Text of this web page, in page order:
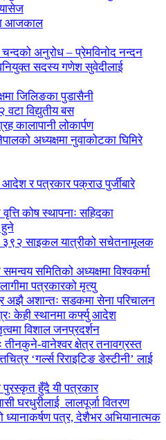
आजकाल
चन्दको अनुरोध – प्रेमविनोद नन्दन
सदस्य गणेश सुवेदीलाई
जिलिङका पुडासैनी
वटा विद्युतीय बस
कालापानी लोकार्पण
अध्यक्षमा नुवाकोटका घिमिरे
र पत्रकार पक्राउ पुर्जीबारे
कोष स्थापनाः सहिदका
हुने
३९२ साइकल यात्रीको सचेतनामूलक
समितिको अध्यक्षमा विश्वकर्मा
पत्रकारको मृत्यु
अझै अशान्तः सडकमा सेना परिचालन
केही स्थानमा कर्फ्यु आदेश
विशाल जनप्रदर्शन
तीनकुने-वानेश्वर क्षेत्र तनावग्रस्त
‘गर्ल्स रिराइटिङ डेस्टीनी’ लाई
पुरस्कृत हुँदै यी पत्रकार
घरधुरीलाई लालपूर्जा वितरण
पत्र, देशैभर अभियानात्मक